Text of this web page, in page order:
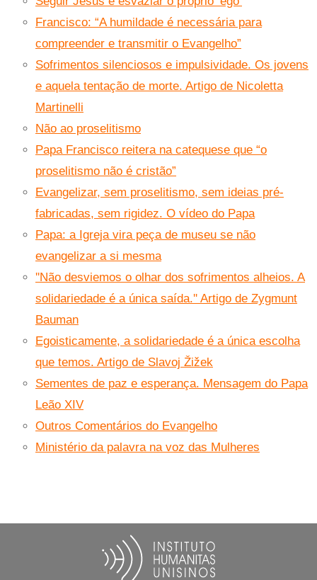
Francisco: “A humildade é necessária para
compreender e transmitir o Evangelho”
Sofrimentos silenciosos e impulsividade. Os jovens
e aquela tentação de morte. Artigo de Nicoletta
Martinelli
Não ao proselitismo
Papa Francisco reitera na catequese que “o
proselitismo não é cristão”
Evangelizar, sem proselitismo, sem ideias pré-
fabricadas, sem rigidez. O vídeo do Papa
Papa: a Igreja vira peça de museu se não
evangelizar a si mesma
''Não desviemos o olhar dos sofrimentos alheios. A
solidariedade é a única saída.'' Artigo de Zygmunt
Bauman
Egoisticamente, a solidariedade é a única escolha
que temos. Artigo de Slavoj Žižek
Sementes de paz e esperança. Mensagem do Papa
Leão XIV
Outros Comentários do Evangelho
Ministério da palavra na voz das Mulheres